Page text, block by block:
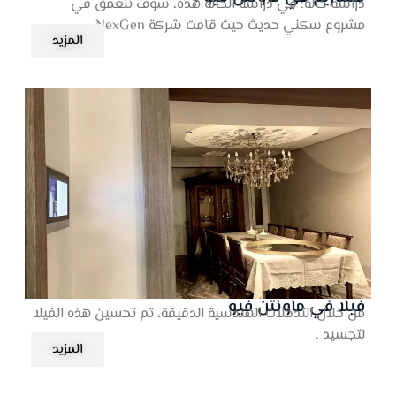
دراسة حالة: في دراسة الحالة هذه، سوف نتعمق في
مشروع سكني حديث حيث قامت شركة NexGen .
المزيد
فيلا في ماونتن فيو
من خلال التدخلات الهندسية الدقيقة، تم تحسين هذه الفيلا
لتجسيد .
المزيد